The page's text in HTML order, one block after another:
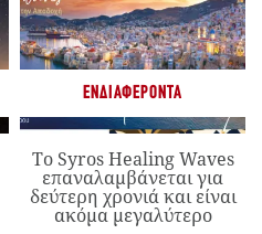
ΕΝΔΙΑΦΈΡΟΝΤΑ
Το Syros Healing Waves
επαναλαμβάνεται για
δεύτερη χρονιά και είναι
ακόμα μεγαλύτερο